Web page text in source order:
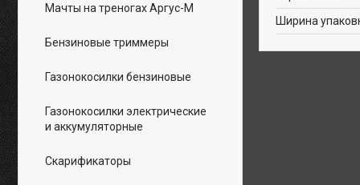
Ширина
Мачты на треногах Аргус-М
Бензиновые триммеры
Газонокосилки бензиновые
Газонокосилки электрические
и аккумуляторные
Скарификаторы